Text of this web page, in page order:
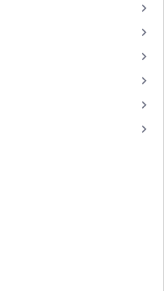
keyboard_arrow_right
keyboard_arrow_right
keyboard_arrow_right
keyboard_arrow_right
keyboard_arrow_right
keyboard_arrow_right